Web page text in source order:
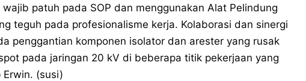
patuh pada SOP dan menggunakan Alat Pelindung
teguh pada profesionalisme kerja. Kolaborasi dan sinergi
penggantian komponen isolator dan arester yang rusak
pada jaringan 20 kV di beberapa titik pekerjaan yang
(susi)